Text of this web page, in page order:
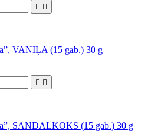
 
VANIĻA (15 gab.) 30 g
 
SANDALKOKS (15 gab.) 30 g